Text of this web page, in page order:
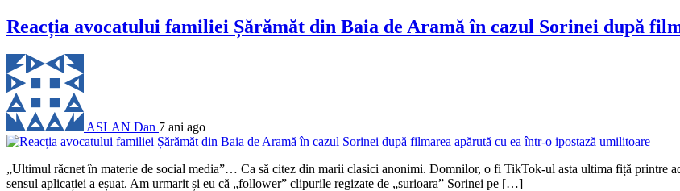
Reacția avocatului familiei Șărămăt din Baia de Aramă în cazul Sorinei după
ASLAN Dan 7 ani ago
„Ultimul răcnet în materie de social media”… Ca să citez din marii clasici anonimi. Domnilor, o fi TikTok-ul asta ultima fiță printre
sensul aplicației a eșuat. Am urmarit și eu că „follower” clipurile regizate de „surioara” Sorinei pe […]